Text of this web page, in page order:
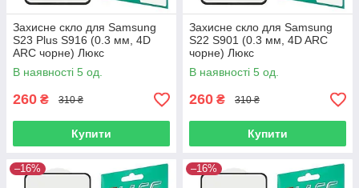
Захисне скло для Samsung
S23 Plus S916 (0.3 мм, 4D
ARC чорне) Люкс
В наявності 5 од.
260 ₴ 310 ₴
Купити
Захисне скло для Samsung
S22 S901 (0.3 мм, 4D ARC
чорне) Люкс
В наявності 5 од.
260 ₴ 310 ₴
Купити
–16% –16%